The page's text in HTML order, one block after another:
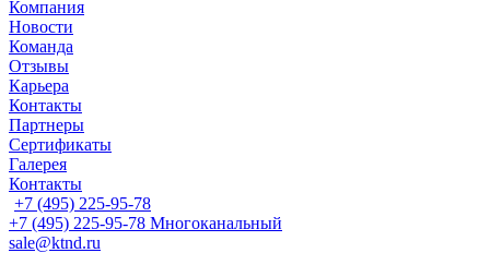
Компания
Новости
Команда
Отзывы
Карьера
Контакты
Партнеры
Сертификаты
Галерея
Контакты
+7 (495) 225-95-78
+7 (495) 225-95-78 Многоканальный
sale@ktnd.ru